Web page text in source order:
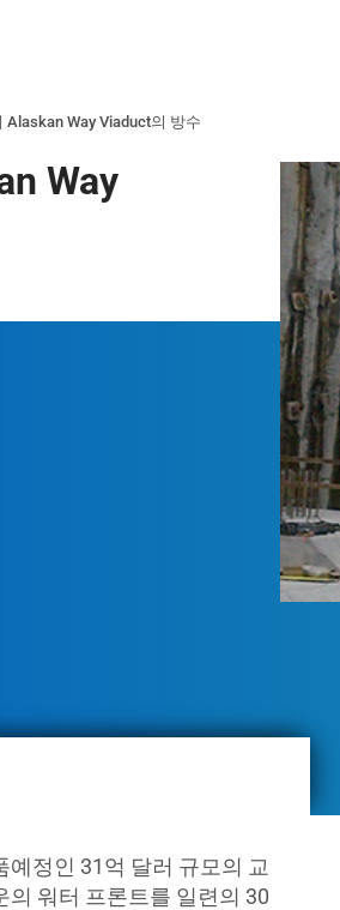
Alaskan Way Viaduct의 방수
Way
정인 31억 달러 규모의 교
워터 프론트를 일련의 30